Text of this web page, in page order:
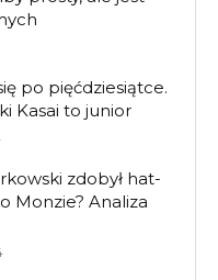
po pięćdziesiątce.
Kasai to junior
zdobył hat-
Monzie? Analiza